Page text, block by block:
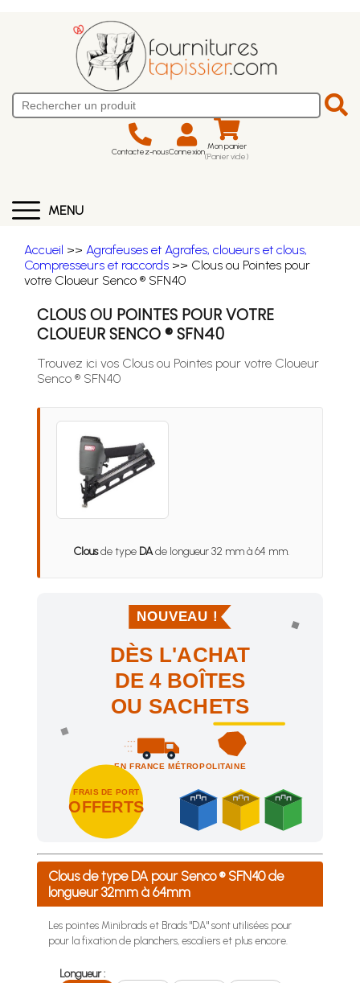
Contactez-nousConnexion Mon panier
(Panier vide)
MENU
Accueil >> Agrafeuses et Agrafes, cloueurs et clous,
Compresseurs et raccords >> Clous ou Pointes pour
votre Cloueur Senco ® SFN40
CLOUS OU POINTES POUR VOTRE
CLOUEUR SENCO ® SFN40
Trouvez ici vos Clous ou Pointes pour votre Cloueur
Senco ® SFN40
Clousde type DAde longueur 32 mm à 64 mm.
NOUVEAU !
DÈS L'ACHAT
DE 4 BOÎTES
OU SACHETS
EN FRANCE MÉTROPOLITAINE
FRAIS DE PORT
OFFERTS
Achetez 4 sachets ou boîtes d'agrafes ou de pointes et
Clous de type DA pour Senco ® SFN40 de
longueur 32mm à 64mm
Les pointes Minibrads et Brads "DA" sont utilisées pour
pour la fixation de planchers, escaliers et plus encore.
Longueur :